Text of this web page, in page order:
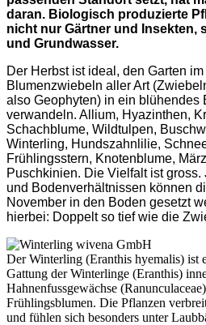
daran. Biologisch produzierte
nicht nur Gärtner und Insekten,
und Grundwasser.
Der Herbst ist ideal, den Garten
Blumenzwiebeln aller Art
also Geophyten) in ein blühendes
verwandeln. Allium, Hyazinthen,
Schachblume, Wildtulpen,
Winterling, Hundszahnlilie,
Frühlingsstern, Knotenblume,
Puschkinien. Die Vielfalt ist
und Bodenverhältnissen können
November in den Boden gesetzt
hierbei: Doppelt so tief wie die
Der Winterling (Eranthis hyemalis) ist
Gattung der Winterlinge (Eranthis)
Hahnenfussgewächse
Frühlingsblumen. Die Pflanzen
und fühlen sich besonders unter